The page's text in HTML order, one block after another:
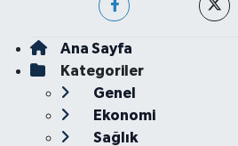
Ana Sayfa
Kategoriler
Genel
Ekonomi
Sağlık